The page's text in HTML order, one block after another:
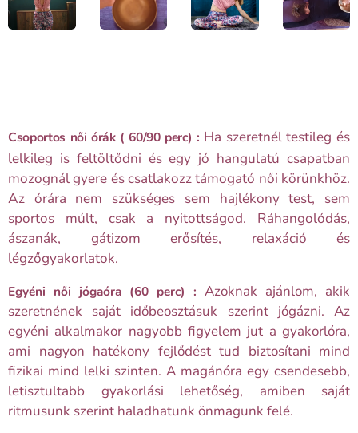
Csoportos női órák ( 60/90 perc) : Ha szeretnél testileg és
lelkileg is feltöltődni és egy jó hangulatú csapatban
mozognál gyere és csatlakozz támogató női körünkhöz.
Az órára nem szükséges sem hajlékony test, sem
sportos múlt, csak a nyitottságod. Ráhangolódás,
ászanák, gátizom erősítés, relaxáció és
légzőgyakorlatok.
Egyéni női jógaóra (60 perc) : Azoknak ajánlom, akik
szeretnének saját időbeosztásuk szerint jógázni. Az
egyéni alkalmakor nagyobb figyelem jut a gyakorlóra,
ami nagyon hatékony fejlődést tud biztosítani mind
fizikai mind lelki szinten. A magánóra egy csendesebb,
letisztultabb gyakorlási lehetőség, amiben saját
ritmusunk szerint haladhatunk önmagunk felé.